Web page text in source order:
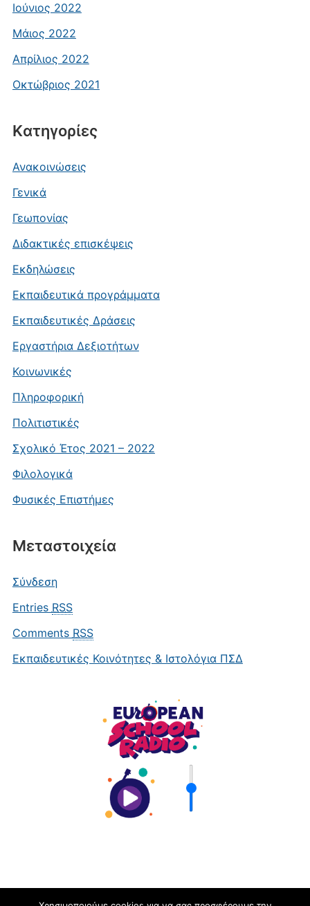
Ιούνιος 2022
Μάιος 2022
Απρίλιος 2022
Οκτώβριος 2021
Kατηγορίες
Ανακοινώσεις
Γενικά
Γεωπονίας
Διδακτικές επισκέψεις
Εκδηλώσεις
Εκπαιδευτικά προγράμματα
Εκπαιδευτικές Δράσεις
Εργαστήρια Δεξιοτήτων
Κοινωνικές
Πληροφορική
Πολιτιστικές
Σχολικό Έτος 2021 – 2022
Φιλολογικά
Φυσικές Επιστήμες
Μεταστοιχεία
Σύνδεση
Entries RSS
Comments RSS
Εκπαιδευτικές Κοινότητες & Ιστολόγια ΠΣΔ